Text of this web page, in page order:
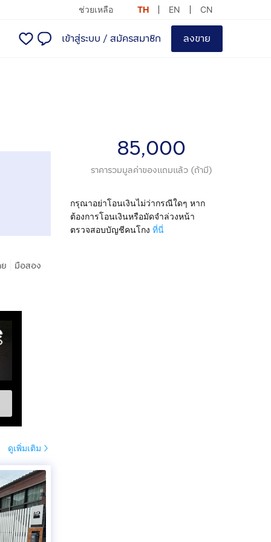
ช่วยเหลือ TH EN CN
เข้าสู่ระบบ / สมัครสมาชิก ลงขาย
มือสอง
85,000
ราคารวมมูลค่าของแถมแล้ว (ถ้ามี)
กรุณาอย่าโอนเงินไม่ว่ากรณีใดๆ หาก
ต้องการโอนเงินหรือมัดจำล่วงหน้า
ตรวจสอบบัญชีคนโกง ที่นี่
ดูเพิ่มเติม